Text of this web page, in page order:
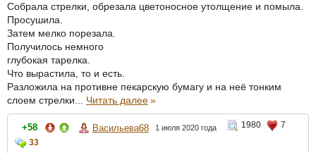
Собрала стрелки, обрезала цветоносное утолщение и помыла.
Просушила.
Затем мелко порезала.
Получилось немного
глубокая тарелка.
Что вырастила, то и есть.
Разложила на противне пекарскую бумагу и на неё тонким
слоем стрелки... Читать далее»
+58 Васильева68 1 июля 2020 года 1980
7
33